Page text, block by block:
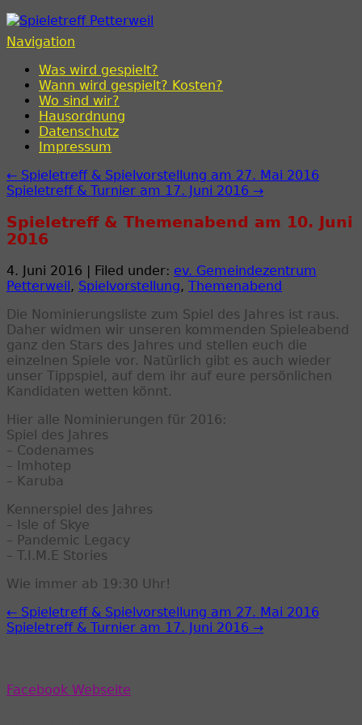
Spieletreff Petterweil
Navigation
Was wird gespielt?
Wann wird gespielt? Kosten?
Wo sind wir?
Hausordnung
Datenschutz
Impressum
← Spieletreff & Spielvorstellung am 27. Mai 2016
Spieletreff & Turnier am 17. Juni 2016 →
Spieletreff & Themenabend am 10. Juni
2016
4. Juni 2016 | Filed under: ev. Gemeindezentrum
Petterweil, Spielvorstellung, Themenabend
Die Nominierungsliste zum Spiel des Jahres ist raus.
Daher widmen wir unseren kommenden Spieleabend
ganz den Stars des Jahres und stellen euch die
einzelnen Spiele vor. Natürlich gibt es auch wieder
unser Tippspiel, auf dem ihr auf eure persönlichen
Kandidaten wetten könnt.
Hier alle Nominierungen für 2016:
Spiel des Jahres
– Codenames
– Imhotep
– Karuba
Kennerspiel des Jahres
– Isle of Skye
– Pandemic Legacy
– T.I.M.E Stories
Wie immer ab 19:30 Uhr!
← Spieletreff & Spielvorstellung am 27. Mai 2016
Spieletreff & Turnier am 17. Juni 2016 →
Facebook Webseite